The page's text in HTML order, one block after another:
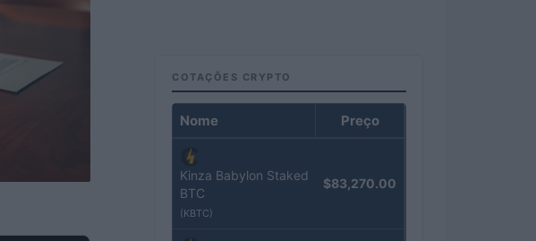
COTAÇÕES CRYPTO
Nome Preço
Kinza Babylon Staked
BTC
(KBTC)
$83,270.00